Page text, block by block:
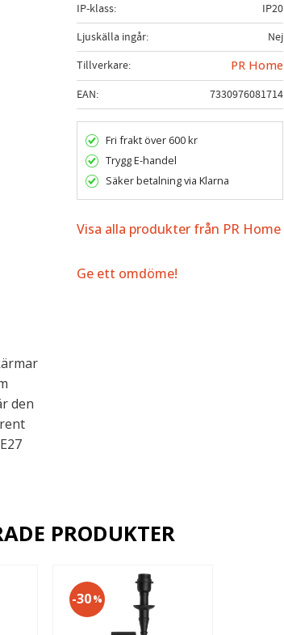
IP-klass
IP20
Ljuskälla ingår
Nej
Tillverkare
PR Home
EAN
7330976081714
Fri frakt över 600 kr
Trygg E-handel
Säker betalning via Klarna
Visa alla produkter från PR Home
Ge ett omdöme!
den
PRODUKTER
30%